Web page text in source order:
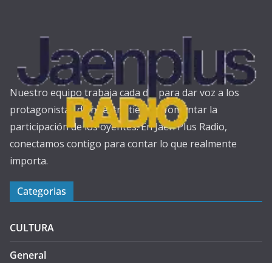
Nuestro equipo trabaja cada día para dar voz a los
protagonistas de nuestra tierra y fomentar la
participación de los oyentes. En Jaén Plus Radio,
conectamos contigo para contar lo que realmente
importa.
Categorias
CULTURA
General